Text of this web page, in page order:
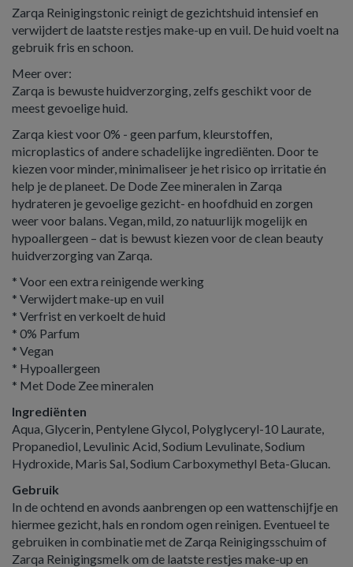
Zarqa Reinigingstonic reinigt de gezichtshuid intensief en
verwijdert de laatste restjes make-up en vuil. De huid voelt na
gebruik fris en schoon.
Meer over:
Zarqa is bewuste huidverzorging, zelfs geschikt voor de
meest gevoelige huid.
Zarqa kiest voor 0% - geen parfum, kleurstoffen,
microplastics of andere schadelijke ingrediënten. Door te
kiezen voor minder, minimaliseer je het risico op irritatie én
help je de planeet. De Dode Zee mineralen in Zarqa
hydrateren je gevoelige gezicht- en hoofdhuid en zorgen
weer voor balans. Vegan, mild, zo natuurlijk mogelijk en
hypoallergeen – dat is bewust kiezen voor de clean beauty
huidverzorging van Zarqa.
* Voor een extra reinigende werking
* Verwijdert make-up en vuil
* Verfrist en verkoelt de huid
* 0% Parfum
* Vegan
* Hypoallergeen
* Met Dode Zee mineralen
Ingrediënten
Aqua, Glycerin, Pentylene Glycol, Polyglyceryl-10 Laurate,
Propanediol, Levulinic Acid, Sodium Levulinate, Sodium
Hydroxide, Maris Sal, Sodium Carboxymethyl Beta-Glucan.
Gebruik
In de ochtend en avonds aanbrengen op een wattenschijfje en
hiermee gezicht, hals en rondom ogen reinigen. Eventueel te
gebruiken in combinatie met de Zarqa Reinigingsschuim of
Zarqa Reinigingsmelk om de laatste restjes make-up en